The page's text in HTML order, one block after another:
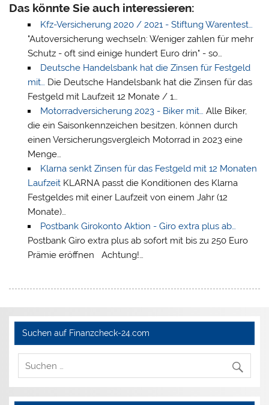
Das könnte Sie auch interessieren:
Kfz-Versicherung 2020 / 2021 - Stiftung Warentest…
"Autoversicherung wechseln: Weniger zahlen für mehr
Schutz - oft sind einige hundert Euro drin" - so…
Deutsche Handelsbank hat die Zinsen für Festgeld
mit… Die Deutsche Handelsbank hat die Zinsen für das
Festgeld mit Laufzeit 12 Monate / 1…
Motorradversicherung 2023 - Biker mit… Alle Biker,
die ein Saisonkennzeichen besitzen, können durch
einen Versicherungsvergleich Motorrad in 2023 eine
Menge…
Klarna senkt Zinsen für das Festgeld mit 12 Monaten
LaufzeitKLARNA passt die Konditionen des Klarna
Festgeldes mit einer Laufzeit von einem Jahr (12
Monate)…
Postbank Girokonto Aktion - Giro extra plus ab…
Postbank Giro extra plus ab sofort mit bis zu 250 Euro
Prämie eröffnen Achtung!…
Suchen auf Finanzcheck-24.com